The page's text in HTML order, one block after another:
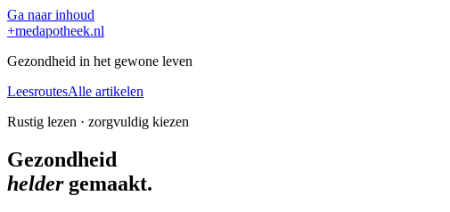
Ga naar inhoud
+medapotheek.nl
Gezondheid in het gewone leven
LeesroutesAlle artikelen
Rustig lezen · zorgvuldig kiezen
Gezondheid
heldergemaakt.